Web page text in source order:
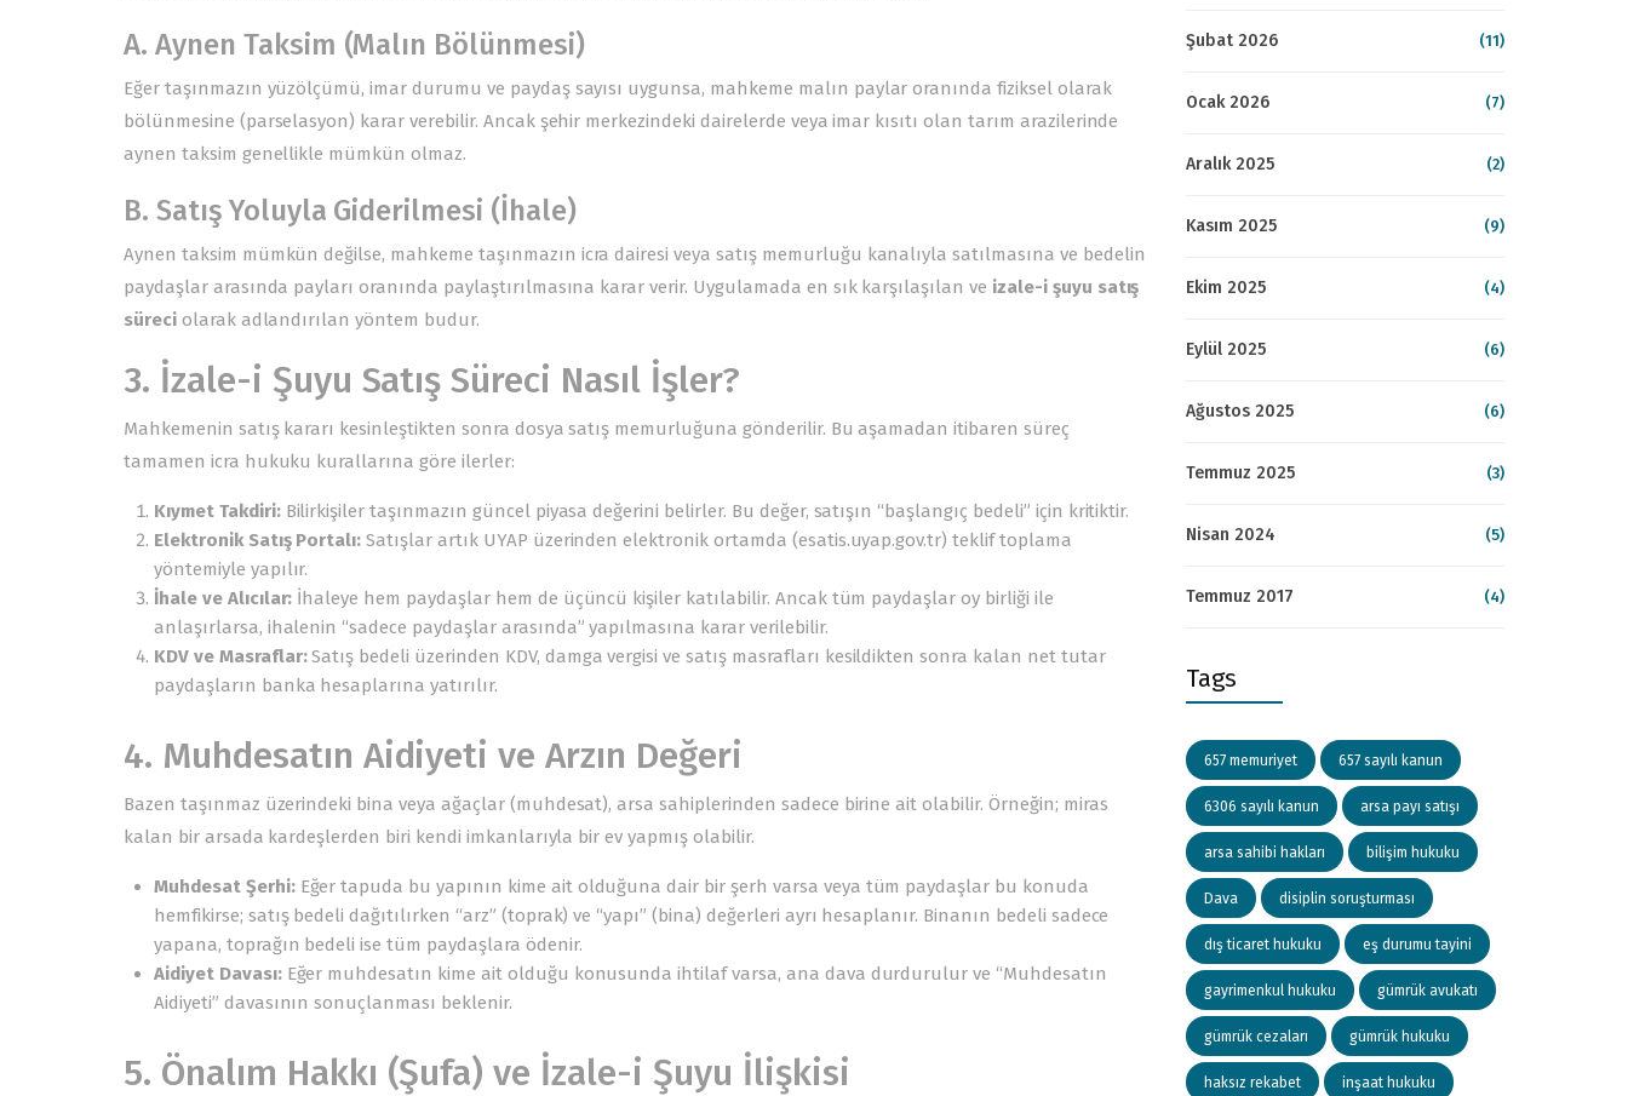
A. Aynen Taksim (Malın Bölünmesi)
Eğer taşınmazın yüzölçümü, imar durumu ve paydaş sayısı uygunsa, mahkeme malın paylar oranında fiziksel olarak
bölünmesine (parselasyon) karar verebilir. Ancak şehir merkezindeki dairelerde veya imar kısıtı olan tarım arazilerinde
aynen taksim genellikle mümkün olmaz.
B. Satış Yoluyla Giderilmesi (İhale)
Aynen taksim mümkün değilse, mahkeme taşınmazın icra dairesi veya satış memurluğu kanalıyla satılmasına ve bedelin
paydaşlar arasında payları oranında paylaştırılmasına karar verir. Uygulamada en sık karşılaşılan ve izale-i şuyu satış
süreciolarak adlandırılan yöntem budur.
3. İzale-i Şuyu Satış Süreci Nasıl İşler?
Mahkemenin satış kararı kesinleştikten sonra dosya satış memurluğuna gönderilir. Bu aşamadan itibaren süreç
tamamen icra hukuku kurallarına göre ilerler:
Kıymet Takdiri:Bilirkişiler taşınmazın güncel piyasa değerini belirler. Bu değer, satışın “başlangıç bedeli” için kritiktir.
Elektronik Satış Portalı: Satışlar artık UYAP üzerinden elektronik ortamda (esatis.uyap.gov.tr) teklif toplama
yöntemiyle yapılır.
İhale ve Alıcılar: İhaleye hem paydaşlar hem de üçüncü kişiler katılabilir. Ancak tüm paydaşlar oy birliği ile
anlaşırlarsa, ihalenin “sadece paydaşlar arasında” yapılmasına karar verilebilir.
KDV ve Masraflar:Satış bedeli üzerinden KDV, damga vergisi ve satış masrafları kesildikten sonra kalan net tutar
paydaşların banka hesaplarına yatırılır.
4. Muhdesatın Aidiyeti ve Arzın Değeri
Bazen taşınmaz üzerindeki bina veya ağaçlar (muhdesat), arsa sahiplerinden sadece birine ait olabilir. Örneğin; miras
kalan bir arsada kardeşlerden biri kendi imkanlarıyla bir ev yapmış olabilir.
Muhdesat Şerhi:Eğer tapuda bu yapının kime ait olduğuna dair bir şerh varsa veya tüm paydaşlar bu konuda
hemfikirse; satış bedeli dağıtılırken “arz” (toprak) ve “yapı” (bina) değerleri ayrı hesaplanır. Binanın bedeli sadece
yapana, toprağın bedeli ise tüm paydaşlara ödenir.
Aidiyet Davası:Eğer muhdesatın kime ait olduğu konusunda ihtilaf varsa, ana dava durdurulur ve “Muhdesatın
Aidiyeti” davasının sonuçlanması beklenir.
5. Önalım Hakkı (Şufa) ve İzale-i Şuyu İlişkisi
Şubat 2026 (11)
Ocak 2026 (7)
Aralık 2025 (2)
Kasım 2025 (9)
Ekim 2025 (4)
Eylül 2025 (6)
Ağustos 2025 (6)
Temmuz 2025 (3)
Nisan 2024 (5)
Temmuz 2017 (4)
Tags
657 memuriyet 657 sayılı kanun
6306 sayılı kanun arsa payı satışı
arsa sahibi hakları bilişim hukuku
Dava disiplin soruşturması
dış ticaret hukuku eş durumu tayini
gayrimenkul hukuku gümrük avukatı
gümrük cezaları gümrük hukuku
haksız rekabet inşaat hukuku